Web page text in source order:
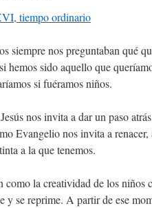
tiempo ordinario
siempre nos preguntaban qué
hemos sido aquello que
si fuéramos niños.
nos invita a dar un paso
Evangelio nos invita a
a la que tenemos.
como la creatividad de los niños
y se reprime. A partir de ese